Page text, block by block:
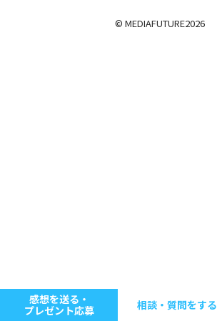
© MEDIAFUTURE2026
感想を送る・
プレゼント応募
相談・質問をする